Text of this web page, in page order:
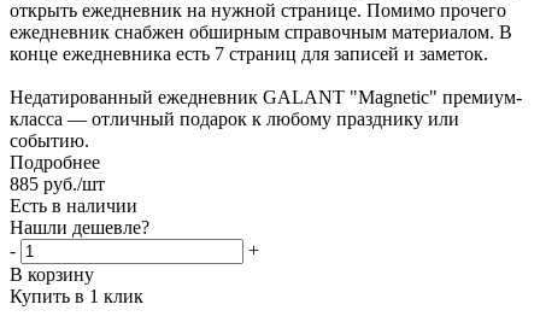
открыть ежедневник на нужной странице. Помимо прочего
ежедневник снабжен обширным справочным материалом. В
конце ежедневника есть 7 страниц для записей и заметок.
Недатированный ежедневник GALANT "Magnetic" премиум-
класса — отличный подарок к любому празднику или
событию.
Подробнее
885 руб./шт
Есть в наличии
Нашли дешевле?
-
+
В корзину
Купить в 1 клик